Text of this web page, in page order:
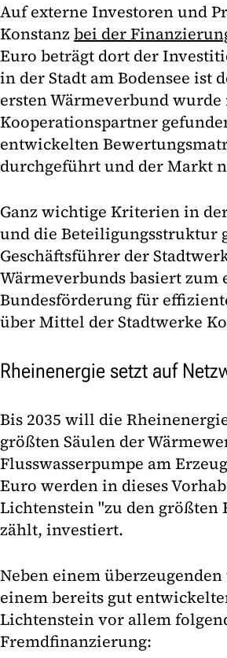
Auf externe Investoren und
Konstanzbei der
Euro beträgt dort der
in der Stadt am Bodensee ist
ersten Wärmeverbund
Kooperationspartner
entwickelten
durchgeführt und der Markt
Ganz wichtige Kriterien in
und die Beteiligungsstruktur
Geschäftsführer der
Wärmeverbunds basiert
Bundesförderung für
über Mittel der Stadtwerke
Rheinenergie setzt auf
Bis 2035 will die
größten Säulen der
Flusswasserpumpe am
Euro werden in dieses
Lichtenstein "zu den größten
zählt, investiert.
Neben einem
einem bereits gut
Lichtenstein vor allem
Fremdfinanzierung: